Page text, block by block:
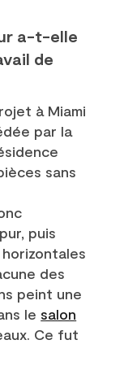
a-t-elle
de
à Miami
par la
sans
pur, puis
des
peint une
le salon
Ce fut